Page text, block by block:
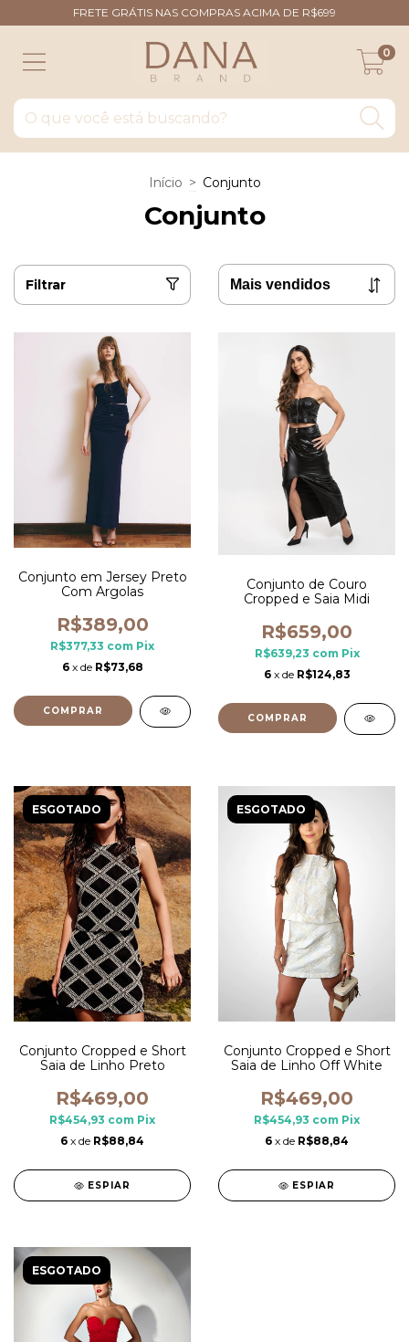
FRETE GRÁTIS NAS COMPRAS ACIMA DE R$699
0
Início > Conjunto
Conjunto
Filtrar
Conjunto em Jersey Preto
Com Argolas
R$389,00
R$377,33 com Pix
6 x de R$73,68
COMPRAR
Conjunto de Couro
Cropped e Saia Midi
R$659,00
R$639,23 com Pix
6 x de R$124,83
COMPRAR
ESGOTADO
Conjunto Cropped e Short
Saia de Linho Preto
R$469,00
R$454,93 com Pix
6 x de R$88,84
ESPIAR
ESGOTADO
Conjunto Cropped e Short
Saia de Linho Off White
R$469,00
R$454,93 com Pix
6 x de R$88,84
ESPIAR
ESGOTADO